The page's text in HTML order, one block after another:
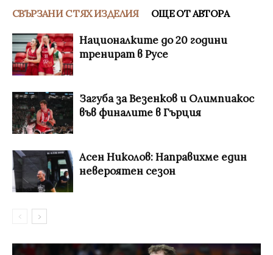
СВЪРЗАНИ С ТЯХ ИЗДЕЛИЯ ОЩЕ ОТ АВТОРА
Националките до 20 години
тренират в Русе
Загуба за Везенков и Олимпиакос
във финалите в Гърция
Асен Николов: Направихме един
невероятен сезон